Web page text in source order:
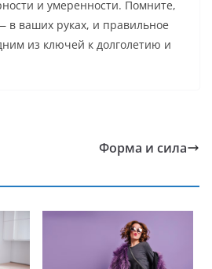
и умеренности. Помните,
в ваших руках, и правильное
из ключей к долголетию и
Форма и сила